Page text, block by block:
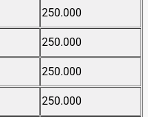
250.000
250.000
250.000
250.000